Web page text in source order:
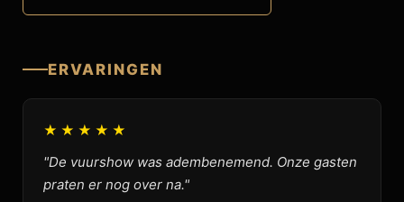
ERVARINGEN
★★★★★
"De vuurshow was adembenemend. Onze gasten
praten er nog over na."